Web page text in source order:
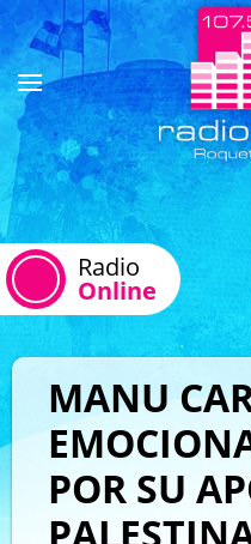
Radio
Online
MANU
POR SU